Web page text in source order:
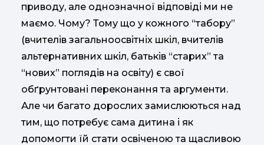
приводу, але однозначної відповіді ми не
маємо. Чому? Тому що у кожного “табору”
(вчителів загальноосвітніх шкіл, вчителів
альтернативних шкіл, батьків “старих” та
“нових” поглядів на освіту) є свої
обґрунтовані переконання та аргументи.
Але чи багато дорослих замислюються над
тим, що потребує сама дитина і як
допомогти їй стати освіченою та щасливою